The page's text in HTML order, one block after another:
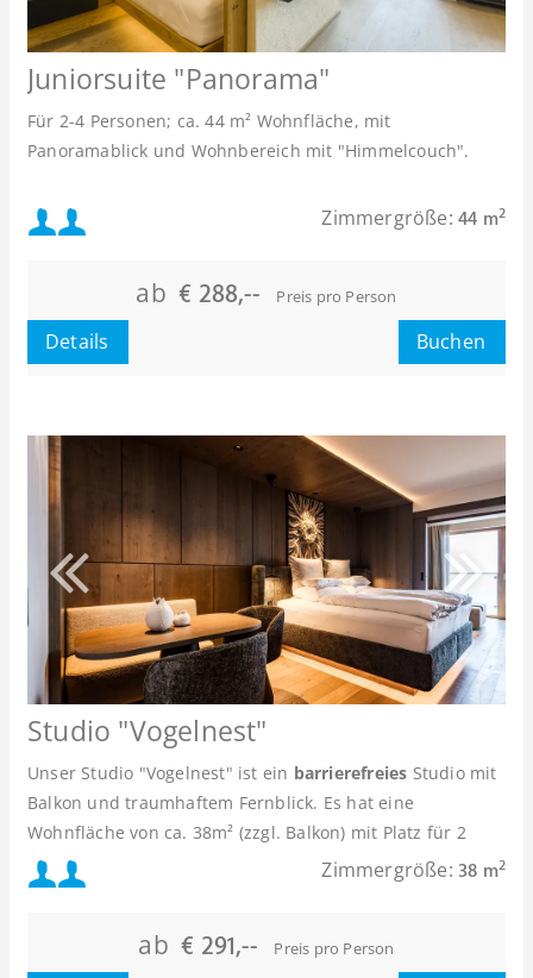
Juniorsuite "Panorama"
Für 2-4 Personen; ca. 44 m² Wohnfläche, mit
Panoramablick und Wohnbereich mit "Himmelcouch".
Mindestbelegung:
Maximalbelegung:
Zimmergröße: 44 m2
ab€ 288,-- Preis pro Person
Buchen
Details
Studio "Vogelnest"
Unser Studio "Vogelnest" ist ein barrierefreies Studio mit
Balkon und traumhaftem Fernblick. Es hat eine
Wohnfläche von ca. 38m² (zzgl. Balkon) mit Platz für 2
Personen.
Mindestbelegung:
Maximalbelegung:
Zimmergröße: 38 m2
ab€ 291,-- Preis pro Person